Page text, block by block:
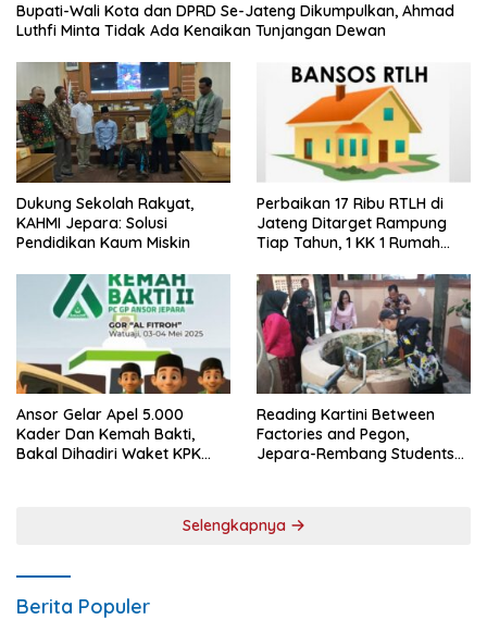
Bupati-Wali Kota dan DPRD Se-Jateng Dikumpulkan, Ahmad
Luthfi Minta Tidak Ada Kenaikan Tunjangan Dewan
Dukung Sekolah Rakyat,
KAHMI Jepara: Solusi
Pendidikan Kaum Miskin
Perbaikan 17 Ribu RTLH di
Jateng Ditarget Rampung
Tiap Tahun, 1 KK 1 Rumah
Ansor Gelar Apel 5.000
Kader Dan Kemah Bakti,
Bakal Dihadiri Waket KPK
Reading Kartini Between
Factories and Pegon,
Jepara-Rembang Students
Selengkapnya
Berita Populer